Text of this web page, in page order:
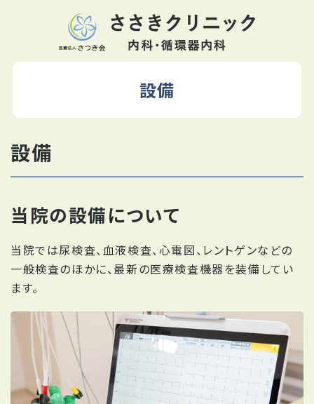
設備
設備
当院の設備について
当院では尿検査、血液検査、心電図、レントゲンなどの
一般検査のほかに、最新の医療検査機器を装備してい
ます。